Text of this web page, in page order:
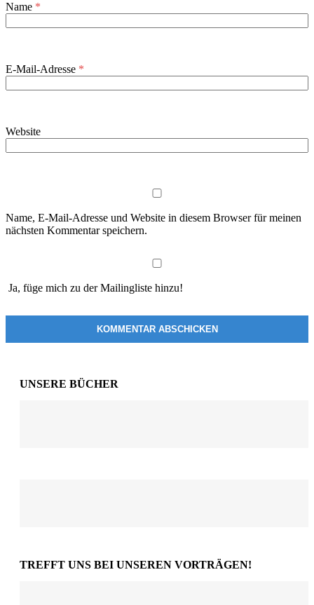
Name *
E-Mail-Adresse *
Website
Name, E-Mail-Adresse und Website in diesem Browser für meinen
nächsten Kommentar speichern.
Ja, füge mich zu der Mailingliste hinzu!
UNSERE BÜCHER
TREFFT UNS BEI UNSEREN VORTRÄGEN!